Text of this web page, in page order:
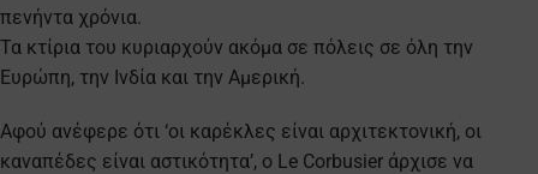
πενήντα χρόνια.
Τα κτίρια του κυριαρχούν ακόμα σε πόλεις σε όλη την
Ευρώπη, την Ινδία και την Αμερική.
Αφού ανέφερε ότι ‘οι καρέκλες είναι αρχιτεκτονική, οι
καναπέδες είναι αστικότητα’, ο Le Corbusier άρχισε να